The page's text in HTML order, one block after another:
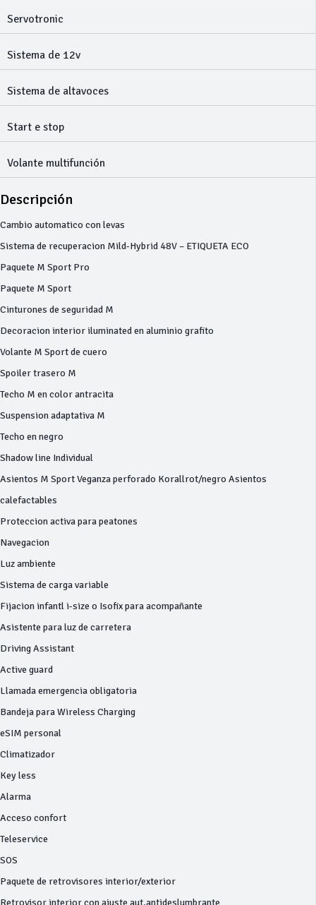
Servotronic
Sistema de 12v
Sistema de altavoces
Start e stop
Volante multifunción
Descripción
Cambio automatico con levas
Sistema de recuperacion Mild-Hybrid 48V – ETIQUETA ECO
Paquete M Sport Pro
Paquete M Sport
Cinturones de seguridad M
Decoracion interior iluminated en aluminio grafito
Volante M Sport de cuero
Spoiler trasero M
Techo M en color antracita
Suspension adaptativa M
Techo en negro
Shadow line Individual
Asientos M Sport Veganza perforado Korallrot/negro Asientos
calefactables
Proteccion activa para peatones
Navegacion
Luz ambiente
Sistema de carga variable
Fijacion infantl i-size o Isofix para acompañante
Asistente para luz de carretera
Driving Assistant
Active guard
Llamada emergencia obligatoria
Bandeja para Wireless Charging
eSIM personal
Climatizador
Key less
Alarma
Acceso confort
Teleservice
SOS
Paquete de retrovisores interior/exterior
Retrovisor interior con ajuste aut.antideslumbrante